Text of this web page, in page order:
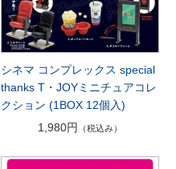
シネマ コンプレックス special
thanks T・JOYミニチュアコレ
クション (1BOX 12個入)
1,980円
（税込み）